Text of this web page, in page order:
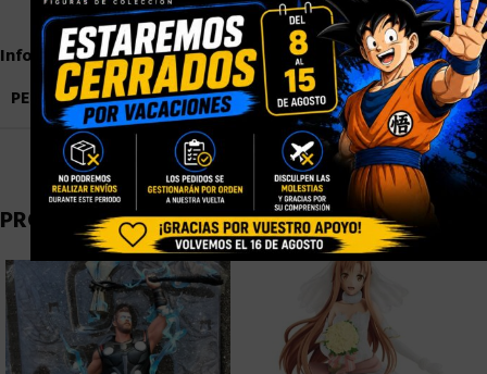
Información adicional
PESO
3,9 kg
PRODUCTOS RELACIONADOS